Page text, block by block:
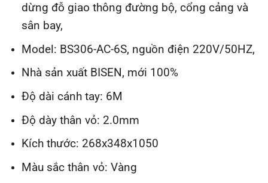
dừng đỗ giao thông đường bộ, cổng cảng và
sân bay,
Model: BS306-AC-6S, nguồn điện 220V/50HZ,
Nhà sản xuất BISEN, mới 100%
Độ dài cánh tay: 6M
Độ dày thân vỏ: 2.0mm
Kích thước: 268x348x1050
Màu sắc thân vỏ: Vàng